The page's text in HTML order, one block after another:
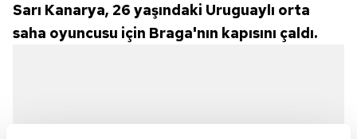
Sarı Kanarya, 26 yaşındaki Uruguaylı orta
saha oyuncusu için Braga'nın kapısını çaldı.